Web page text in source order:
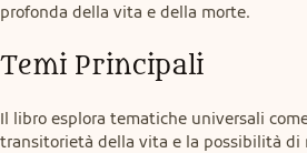
profonda della vita e della morte.
Temi Principali
Il libro esplora tematiche universali
transitorietà della vita e la possibilità di